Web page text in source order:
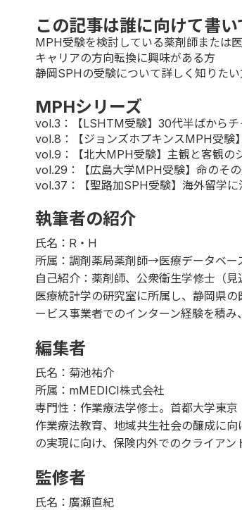
この記事は誰に向けて書
MPH受験を検討している薬剤師または
キャリアの方向転換に興味がある方
静岡SPHの受験について詳しく知りた
MPHシリーズ
vol.3 ：【LSHTM受験】30代半ばから
vol.8 ：【ジョンズホプキンスMPH受
vol.9 ：【北大MPH受験】主観と客観
vol.29 ：【広島大学MPH受験】命のそ
vol.37 ：【聖路加SPH受験】海外留学
執筆者の紹介
氏名：R・H
所属：調剤薬局薬剤師→医療データベー
自己紹介：薬剤師、公衆衛生学修士（
医療統計学の研究室に所属し、静岡県
ービス事業者でのインターン経験を積
編集者
氏名：菊池祐介
所属：mMEDICI株式会社
専門性：作業療法学修士。首都大学東
作業療法教育、地域共生社会の醸成に
の実現に向け、保険内外でのクライア
監修者
氏名：廣瀬直紀